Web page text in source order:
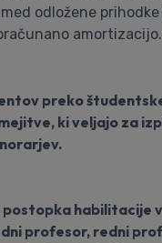
odložene
preko
ki veljajo za
postopka habilitacije
profesor, redni